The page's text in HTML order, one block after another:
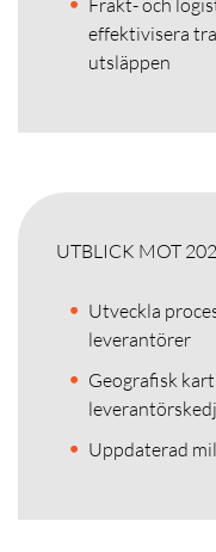
Frakt- och
effektivisera
utsläppen
UTBLICK MOT
Utveckla
leverantörer
Geografisk
Uppdaterad